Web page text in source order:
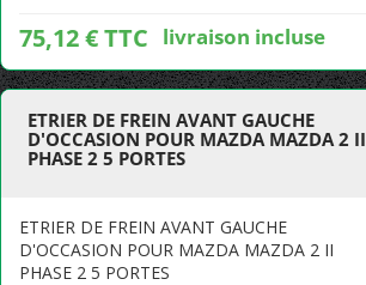
75,12 € TTC livraison incluse
ETRIER DE FREIN AVANT GAUCHE
D'OCCASION POUR MAZDA MAZDA 2 II
PHASE 2 5 PORTES
ETRIER DE FREIN AVANT GAUCHE
D'OCCASION POUR MAZDA MAZDA 2 II
PHASE 2 5 PORTES